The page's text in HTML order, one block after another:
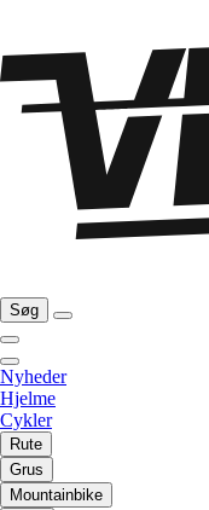
Søg
Nyheder
Hjelme
Cykler
Rute
Grus
Mountainbike